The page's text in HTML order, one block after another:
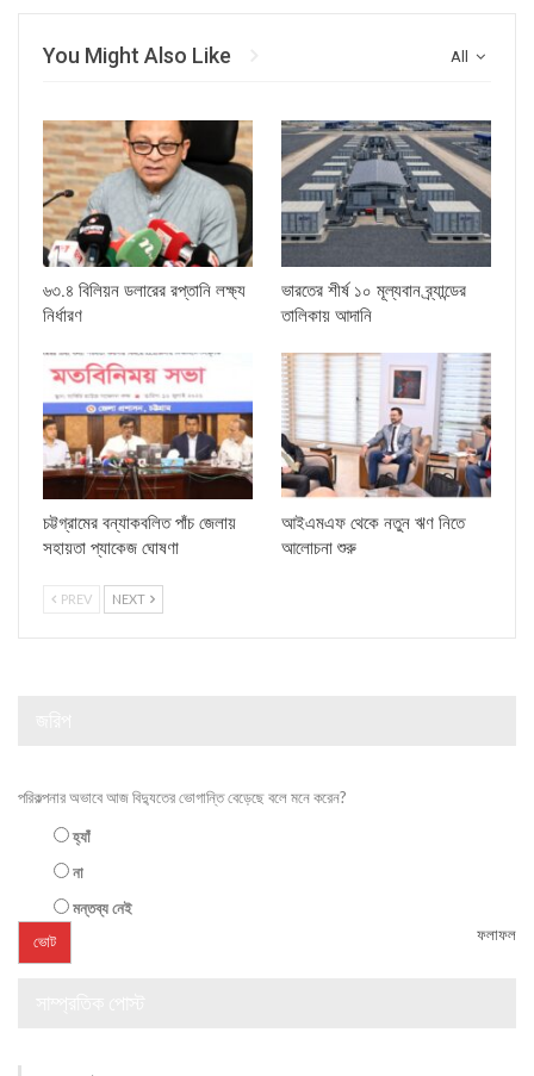
All
You Might Also Like
৬৩.৪ বিলিয়ন ডলারের রপ্তানি লক্ষ্য
নির্ধারণ
ভারতের শীর্ষ ১০ মূল্যবান ব্র্যান্ডের
তালিকায় আদানি
চট্টগ্রামের বন্যাকবলিত পাঁচ জেলায়
সহায়তা প্যাকেজ ঘোষণা
আইএমএফ থেকে নতুন ঋণ নিতে
আলোচনা শুরু
PREV NEXT
পরিকল্পনার অভাবে আজ বিদ্যুতের ভোগান্তি বেড়েছে বলে মনে করেন?
হ্যাঁ
না
মন্তব্য নেই
ফলাফল